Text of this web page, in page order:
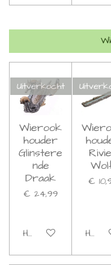
Uitverkocht
Wierook
houder
Glinstere
nde
Draak
€ 24,99
Houd mij op de
€
Houd